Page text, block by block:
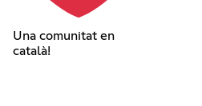
Una comunitat en
català!